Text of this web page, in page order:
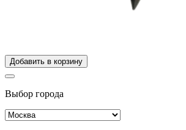
Добавить в корзину
Выбор города